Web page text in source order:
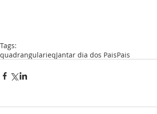
Tags:
quadrangularieqJantar dia dos PaisPais